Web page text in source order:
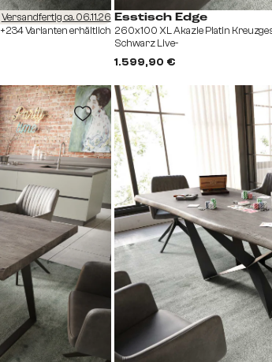
Versandfertig ca. 06.11.26
+234 Varianten erhältlich
Esstisch Edge
260x100 XL Akazie Platin
Schwarz Live-
1.599,90 €